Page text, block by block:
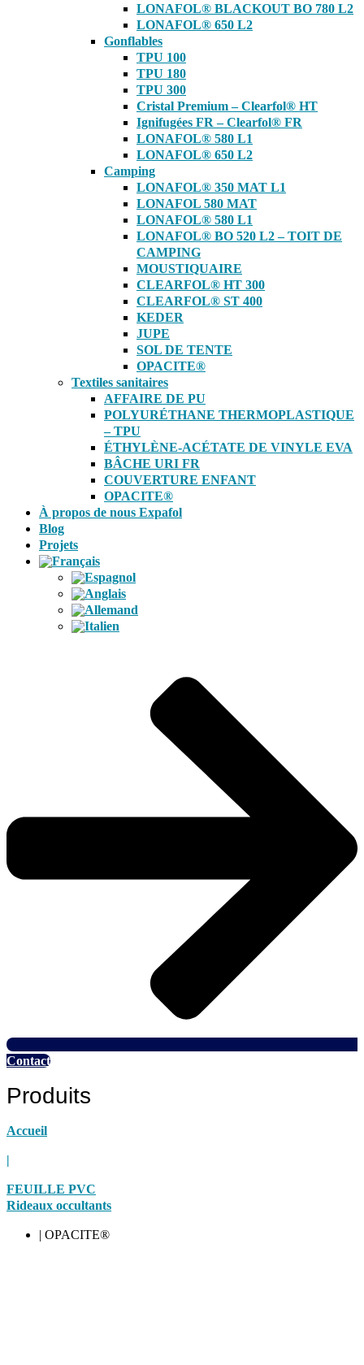
LONAFOL® BLACKOUT BO 780 L2
LONAFOL® 650 L2
Gonflables
TPU 100
TPU 180
TPU 300
Cristal Premium – Clearfol® HT
Ignifugées FR – Clearfol® FR
LONAFOL® 580 L1
LONAFOL® 650 L2
Camping
LONAFOL® 350 MAT L1
LONAFOL 580 MAT
LONAFOL® 580 L1
LONAFOL® BO 520 L2 – TOIT DE
CAMPING
MOUSTIQUAIRE
CLEARFOL® HT 300
CLEARFOL® ST 400
KEDER
JUPE
SOL DE TENTE
OPACITE®
Textiles sanitaires
AFFAIRE DE PU
POLYURÉTHANE THERMOPLASTIQUE
– TPU
ÉTHYLÈNE-ACÉTATE DE VINYLE EVA
BÂCHE URI FR
COUVERTURE ENFANT
OPACITE®
À propos de nous Expafol
Blog
Projets
Contact
Produits
Accueil
|
FEUILLE PVC
Rideaux occultants
| OPACITE®